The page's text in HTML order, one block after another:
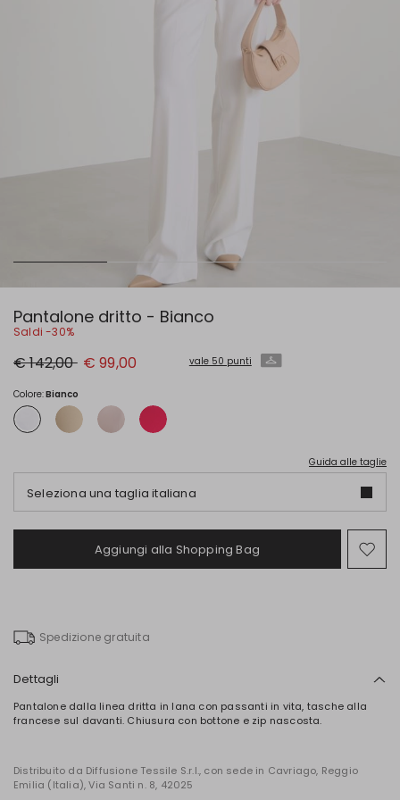
Pantalone dritto - Bianco
Saldi -30%
Prezzo
originale
142,00
€ 142,00 Nuovo
prezzo
€ 99,00 vale 50 punti
Colore:Bianco
Guida alle taglie
Seleziona una taglia italiana
Aggiungi alla Shopping Bag
Spedizione gratuita
Dettagli
Pantalone dalla linea dritta in lana con passanti in vita, tasche alla
francese sul davanti. Chiusura con bottone e zip nascosta.
Distribuito da Diffusione Tessile S.r.l., con sede in Cavriago, Reggio
Emilia (Italia), Via Santi n. 8, 42025